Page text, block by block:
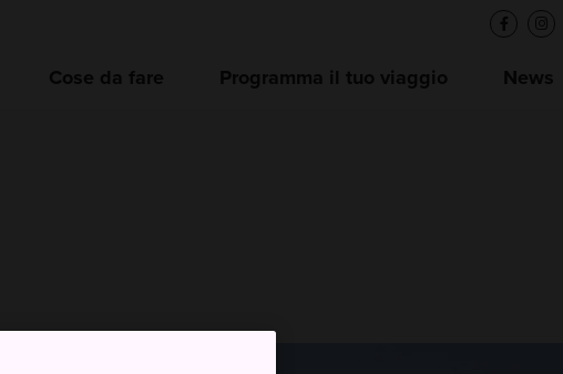
Cose da fare Programma il tuo viaggio News